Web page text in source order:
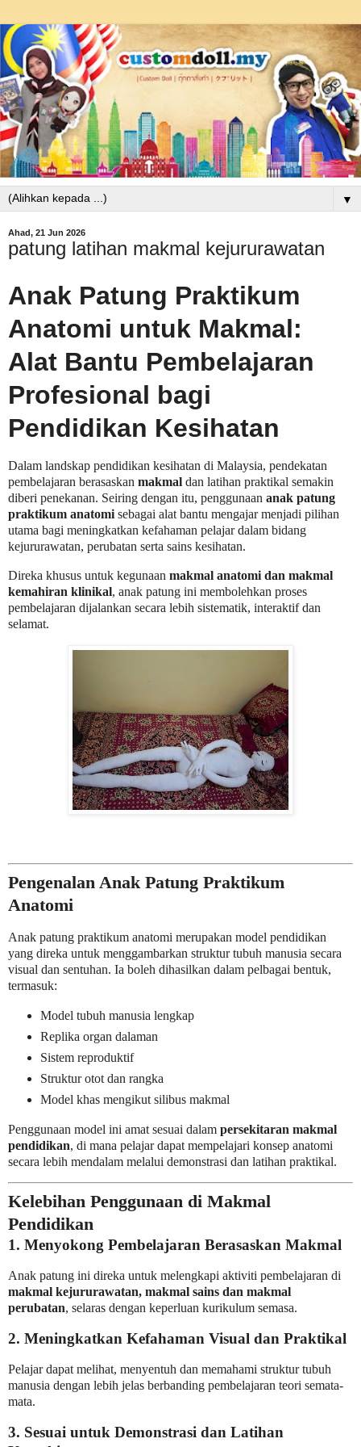
▼
Ahad, 21 Jun 2026
patung latihan makmal kejururawatan
Anak Patung Praktikum
Anatomi untuk Makmal:
Alat Bantu Pembelajaran
Profesional bagi
Pendidikan Kesihatan
Dalam landskap pendidikan kesihatan di Malaysia, pendekatan
pembelajaran berasaskan makmal dan latihan praktikal semakin
diberi penekanan. Seiring dengan itu, penggunaan anak patung
praktikum anatomi sebagai alat bantu mengajar menjadi pilihan
utama bagi meningkatkan kefahaman pelajar dalam bidang
kejururawatan, perubatan serta sains kesihatan.
Direka khusus untuk kegunaan makmal anatomi dan makmal
kemahiran klinikal, anak patung ini membolehkan proses
pembelajaran dijalankan secara lebih sistematik, interaktif dan
selamat.
Pengenalan Anak Patung Praktikum
Anatomi
Anak patung praktikum anatomi merupakan model pendidikan
yang direka untuk menggambarkan struktur tubuh manusia secara
visual dan sentuhan. Ia boleh dihasilkan dalam pelbagai bentuk,
termasuk:
Model tubuh manusia lengkap
Replika organ dalaman
Sistem reproduktif
Struktur otot dan rangka
Model khas mengikut silibus makmal
Penggunaan model ini amat sesuai dalam persekitaran makmal
pendidikan, di mana pelajar dapat mempelajari konsep anatomi
secara lebih mendalam melalui demonstrasi dan latihan praktikal.
Kelebihan Penggunaan di Makmal
Pendidikan
1. Menyokong Pembelajaran Berasaskan Makmal
Anak patung ini direka untuk melengkapi aktiviti pembelajaran di
makmal kejururawatan, makmal sains dan makmal
perubatan, selaras dengan keperluan kurikulum semasa.
2. Meningkatkan Kefahaman Visual dan Praktikal
Pelajar dapat melihat, menyentuh dan memahami struktur tubuh
manusia dengan lebih jelas berbanding pembelajaran teori semata-
mata.
3. Sesuai untuk Demonstrasi dan Latihan